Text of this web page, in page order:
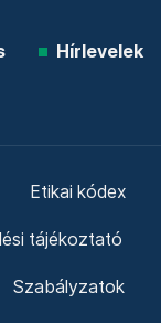
Hírlevelek
Etikai kódex
tájékoztató
Szabályzatok